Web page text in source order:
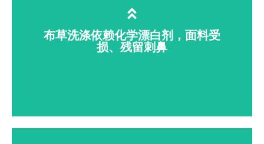
产生耐药性，增加养殖种植成本。臭氧水
消杀水体病菌，减少药剂投入，实现绿色
种养。
布草洗涤依赖化学漂白剂，面料受
损、残留刺鼻